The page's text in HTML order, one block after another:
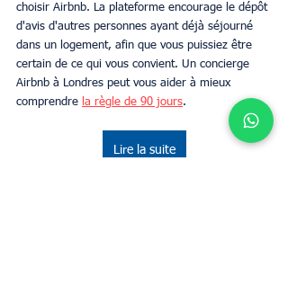
choisir Airbnb. La plateforme encourage le dépôt
d'avis d'autres personnes ayant déjà séjourné
dans un logement, afin que vous puissiez être
certain de ce qui vous convient. Un concierge
Airbnb à Londres peut vous aider à mieux
comprendre la règle de 90 jours.
Lire la suite